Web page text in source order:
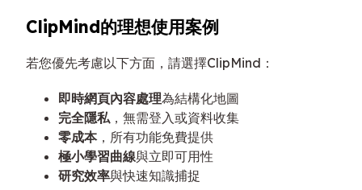
ClipMind的理想使用案例
若您優先考慮以下方面，請選擇ClipMind：
即時網頁內容處理為結構化地圖
完全隱私 ，無需登入或資料收集
零成本，所有功能免費提供
極小學習曲線與立即可用性
研究效率與快速知識捕捉